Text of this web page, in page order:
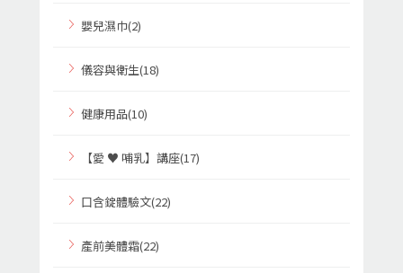
嬰兒濕巾(2)
儀容與衛生(18)
健康用品(10)
【愛 ♥ 哺乳】講座(17)
口含錠體驗文(22)
產前美體霜(22)